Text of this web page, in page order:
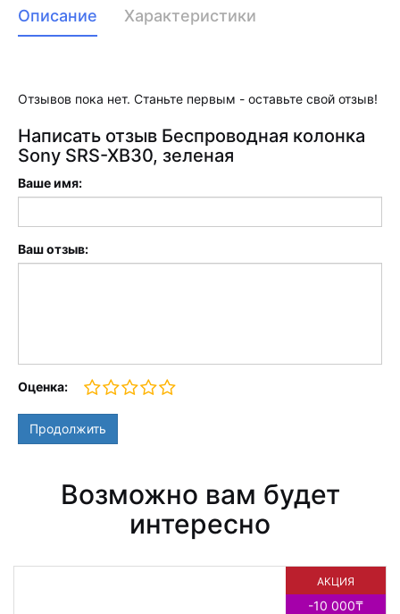
Описание Характеристики
Отзывов пока нет. Станьте первым - оставьте свой отзыв!
Написать отзыв Беспроводная колонка
Sony SRS-XB30, зеленая
Ваше имя:
Ваш отзыв:
Оценка:
Продолжить
Возможно вам будет
интересно
АКЦИЯ
-10 000₸